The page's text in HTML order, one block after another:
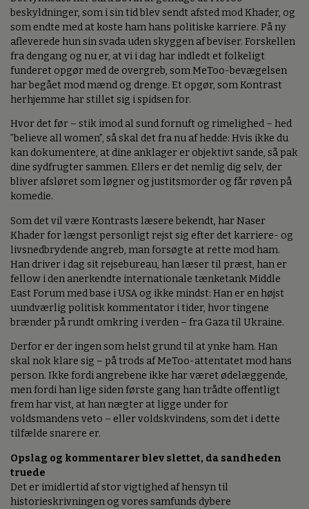
beskyldninger, som i sin tid blev sendt afsted mod Khader, og
som endte med at koste ham hans politiske karriere. På ny
afleverede hun sin svada uden skyggen af beviser. Forskellen
fra dengang og nu er, at vi i dag har indledt et folkeligt
funderet opgør med de overgreb, som MeToo-bevægelsen
har begået mod mænd og drenge. Et opgør, som Kontrast
herhjemme har stillet sig i spidsen for.
Hvor det før – stik imod al sund fornuft og rimelighed – hed
”believe all women”, så skal det fra nu af hedde: Hvis ikke du
kan dokumentere, at dine anklager er objektivt sande, så pak
dine sydfrugter sammen. Ellers er det nemlig dig selv, der
bliver afsløret som løgner og justitsmorder og får røven på
komedie.
Som det vil være Kontrasts læsere bekendt, har Naser
Khader for længst personligt rejst sig efter det karriere- og
livsnedbrydende angreb, man forsøgte at rette mod ham.
Han driver i dag sit rejsebureau, han læser til præst, han er
fellow i den anerkendte internationale tænketank Middle
East Forum med base i USA og ikke mindst: Han er en højst
uundværlig politisk kommentator i tider, hvor tingene
brænder på rundt omkring i verden – fra Gaza til Ukraine.
Derfor er der ingen som helst grund til at ynke ham. Han
skal nok klare sig – på trods af MeToo-attentatet mod hans
person. Ikke fordi angrebene ikke har været ødelæggende,
men fordi han lige siden første gang han trådte offentligt
frem har vist, at han nægter at ligge under for
voldsmandens veto – eller voldskvindens, som det i dette
tilfælde snarere er.
Opslag og kommentarer blev slettet, da sandheden
truede
Det er imidlertid af stor vigtighed af hensyn til
historieskrivningen og vores samfunds dybere